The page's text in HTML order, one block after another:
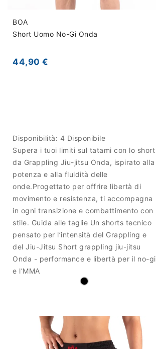
BOA
Short Uomo No-Gi Onda
44,90 €
Disponibilità: 4 Disponibile
Supera i tuoi limiti sul tatami con lo short
da Grappling Jiu-jitsu Onda, ispirato alla
potenza e alla fluidità delle
onde.Progettato per offrire libertà di
movimento e resistenza, ti accompagna
in ogni transizione e combattimento con
stile. Guida alle taglie Un shorts tecnico
pensato per l’intensità del Grappling e
del Jiu-Jitsu Short grappling jiu-jitsu
Onda - performance e libertà per il no-gi
e l’MMA